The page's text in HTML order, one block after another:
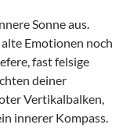
Sonne aus.
Emotionen noch
fast felsige
deiner
Vertikalbalken,
innerer Kompass.